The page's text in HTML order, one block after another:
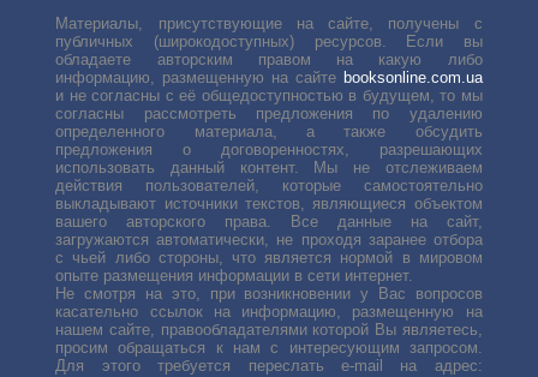
Материалы, присутствующие на сайте, получены с
публичных (широкодоступных) ресурсов. Если вы
обладаете авторским правом на какую либо
информацию, размещенную на сайте booksonline.com.ua
и не согласны с её общедоступностью в будущем, то мы
согласны рассмотреть предложения по удалению
определенного материала, а также обсудить
предложения о договоренностях, разрешающих
использовать данный контент. Мы не отслеживаем
действия пользователей, которые самостоятельно
выкладывают источники текстов, являющиеся объектом
вашего авторского права. Все данные на сайт,
загружаются автоматически, не проходя заранее отбора
с чьей либо стороны, что является нормой в мировом
опыте размещения информации в сети интернет.
Не смотря на это, при возникновении у Вас вопросов
касательно ссылок на информацию, размещенную на
нашем сайте, правообладателями которой Вы являетесь,
просим обращаться к нам с интересующим запросом.
Для этого требуется переслать е-mail на адрес: